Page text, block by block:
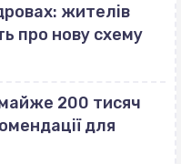
жителів
про нову схему
200 тисяч
для